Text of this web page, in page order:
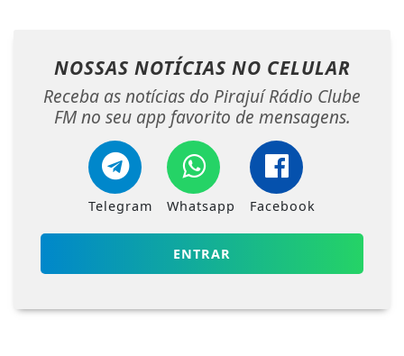
NOSSAS NOTÍCIAS NO CELULAR
Receba as notícias do Pirajuí Rádio Clube
FM no seu app favorito de mensagens.
Telegram Whatsapp Facebook
ENTRAR